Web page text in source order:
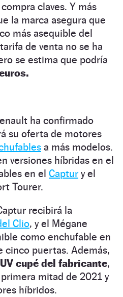
claves. Y más
la marca asegura que
más asequible del
de venta no se ha
se estima que podría
ha confirmado
su oferta de motores
a más modelos.
versiones híbridas en el
en el Captur y el
Tourer.
recibirá la
Clio, y el Mégane
como enchufable en
cinco puertas. Además,
cupé del fabricante,
mitad de 2021 y
híbridos.